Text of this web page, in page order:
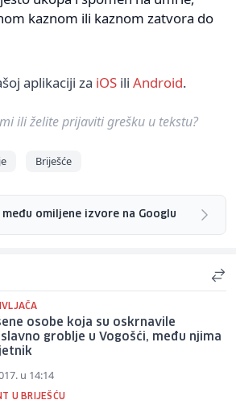
kaznom ili kaznom zatvora do
aplikaciji za iOS ili Android.
ili želite prijaviti grešku u tekstu?
Briješće
među omiljene izvore na Googlu
osobe koja su oskrnavile
groblje u Vogošći, među njima
u 14:14
U BRIJEŠĆU